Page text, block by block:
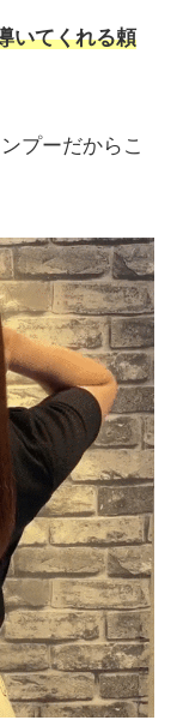
いてくれる頼
プーだからこ